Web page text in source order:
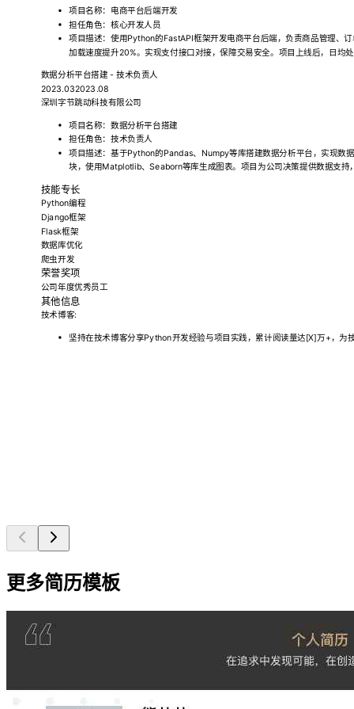
项目名称：电商平台后端开发
担任角色：核心开发人员
项目描述：使用Python的FastAPI框架开发电商平台后端，负责商品管理、
加载速度提升20%。实现支付接口对接，保障交易安全。项目上线后，日均
数据分析平台搭建 - 技术负责人
2023.032023.08
深圳字节跳动科技有限公司
项目名称：数据分析平台搭建
担任角色：技术负责人
项目描述：基于Python的Pandas、Numpy等库搭建数据分析平台，实现数
块，使用Matplotlib、Seaborn等库生成图表。项目为公司决策提供数据支持
技能专长
Python编程
Django框架
Flask框架
数据库优化
爬虫开发
荣誉奖项
公司年度优秀员工
其他信息
技术博客:
坚持在技术博客分享Python开发经验与项目实践，累计阅读量达[X]万+，为
更多简历模板